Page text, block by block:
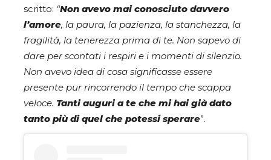
scritto: “Non avevo mai conosciuto davvero
l’amore, la paura, la pazienza, la stanchezza, la
fragilità, la tenerezza prima di te. Non sapevo di
dare per scontati i respiri e i momenti di silenzio.
Non avevo idea di cosa significasse essere
presente pur rincorrendo il tempo che scappa
veloce. Tanti auguri a te che mi hai già dato
tanto più di quel che potessi sperare”.